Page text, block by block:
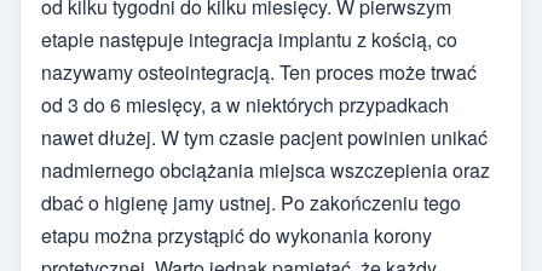
od kilku tygodni do kilku miesięcy. W pierwszym
etapie następuje integracja implantu z kością, co
nazywamy osteointegracją. Ten proces może trwać
od 3 do 6 miesięcy, a w niektórych przypadkach
nawet dłużej. W tym czasie pacjent powinien unikać
nadmiernego obciążania miejsca wszczepienia oraz
dbać o higienę jamy ustnej. Po zakończeniu tego
etapu można przystąpić do wykonania korony